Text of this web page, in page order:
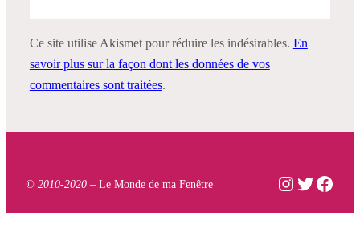
Ce site utilise Akismet pour réduire les indésirables. En
savoir plus sur la façon dont les données de vos
commentaires sont traitées.
© 2010-2020 – Le Monde de ma Fenêtre Instagram
Twitter